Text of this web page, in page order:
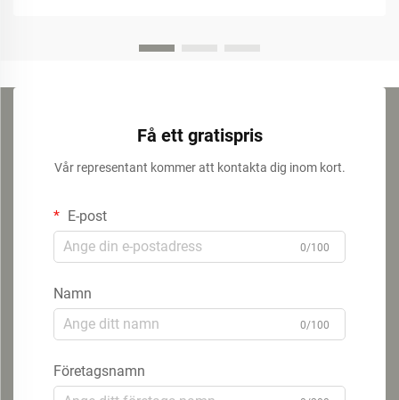
Få ett gratispris
Vår representant kommer att kontakta dig inom kort.
E-post
0/100
Namn
0/100
Företagsnamn